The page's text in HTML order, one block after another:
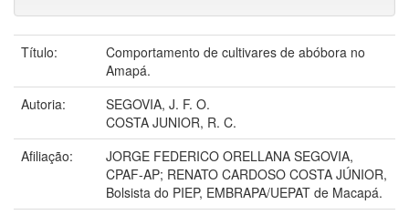
Título:
Comportamento de cultivares de abóbora no
Amapá.
Autoria:
SEGOVIA, J. F. O.
COSTA JUNIOR, R. C.
Afiliação:
JORGE FEDERICO ORELLANA SEGOVIA,
CPAF-AP; RENATO CARDOSO COSTA JÚNIOR,
Bolsista do PIEP, EMBRAPA/UEPAT de Macapá.